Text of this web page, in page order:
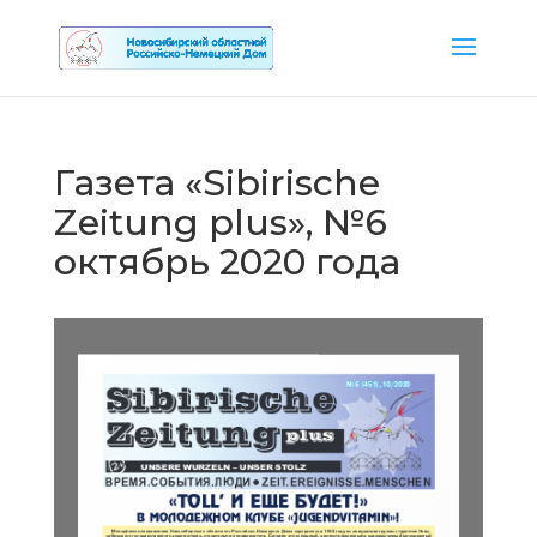
Газета «Sibirische
Zeitung plus», №6
октябрь 2020 года